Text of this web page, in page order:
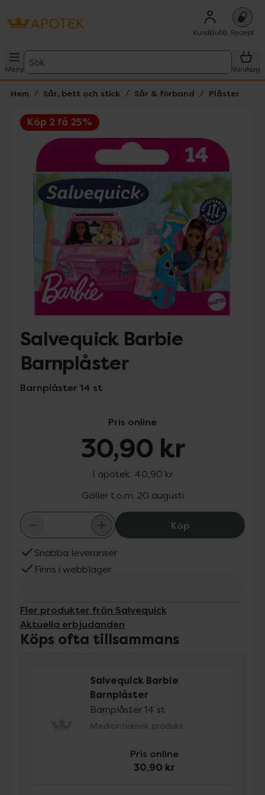
Kundklubb Recept
Meny
Sök
Varukorg
Hem Sår, bett och stick Sår & förband Plåster
Köp 2 få 25%
Lista: . Innehåller 6 objekt.
Hoppa över Lista
Salvequick Barbie
Barnplåster
Barnplåster 14 st
Pris online
30,90 kr
I apotek: 40,90 kr
Gäller t.o.m. 20 augusti
KöpSalvequick
Snabba leveranser
Finns i webblager
Fler produkter från Salvequick
Aktuella erbjudanden
Köps ofta tillsammans
Salvequick Barbie
Barnplåster
Barnplåster 14 st
Medicinteknisk produkt
Pris online
30,90 kr